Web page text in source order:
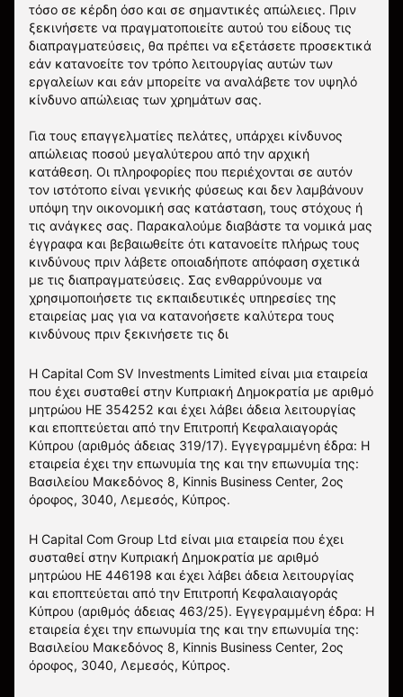
τόσο σε κέρδη όσο και σε σημαντικές απώλειες. Πριν
ξεκινήσετε να πραγματοποιείτε αυτού του είδους τις
διαπραγματεύσεις, θα πρέπει να εξετάσετε προσεκτικά
εάν κατανοείτε τον τρόπο λειτουργίας αυτών των
εργαλείων και εάν μπορείτε να αναλάβετε τον υψηλό
κίνδυνο απώλειας των χρημάτων σας.
Για τους επαγγελματίες πελάτες, υπάρχει κίνδυνος
απώλειας ποσού μεγαλύτερου από την αρχική
κατάθεση. Οι πληροφορίες που περιέχονται σε αυτόν
τον ιστότοπο είναι γενικής φύσεως και δεν λαμβάνουν
υπόψη την οικονομική σας κατάσταση, τους στόχους ή
τις ανάγκες σας. Παρακαλούμε διαβάστε τα νομικά μας
έγγραφα και βεβαιωθείτε ότι κατανοείτε πλήρως τους
κινδύνους πριν λάβετε οποιαδήποτε απόφαση σχετικά
με τις διαπραγματεύσεις. Σας ενθαρρύνουμε να
χρησιμοποιήσετε τις εκπαιδευτικές υπηρεσίες της
εταιρείας μας για να κατανοήσετε καλύτερα τους
κινδύνους πριν ξεκινήσετε τις δι
Η Capital Com SV Investments Limited είναι μια εταιρεία
που έχει συσταθεί στην Κυπριακή Δημοκρατία με αριθμό
μητρώου HE 354252 και έχει λάβει άδεια λειτουργίας
και εποπτεύεται από την Επιτροπή Κεφαλαιαγοράς
Κύπρου (αριθμός άδειας 319/17). Εγγεγραμμένη έδρα: Η
εταιρεία έχει την επωνυμία της και την επωνυμία της:
Βασιλείου Μακεδόνος 8, Kinnis Business Center, 2ος
όροφος, 3040, Λεμεσός, Κύπρος.
Η Capital Com Group Ltd είναι μια εταιρεία που έχει
συσταθεί στην Κυπριακή Δημοκρατία με αριθμό
μητρώου ΗΕ 446198 και έχει λάβει άδεια λειτουργίας
και εποπτεύεται από την Επιτροπή Κεφαλαιαγοράς
Κύπρου (αριθμός άδειας 463/25). Εγγεγραμμένη έδρα: Η
εταιρεία έχει την επωνυμία της και την επωνυμία της:
Βασιλείου Μακεδόνος 8, Kinnis Business Center, 2ος
όροφος, 3040, Λεμεσός, Κύπρος.